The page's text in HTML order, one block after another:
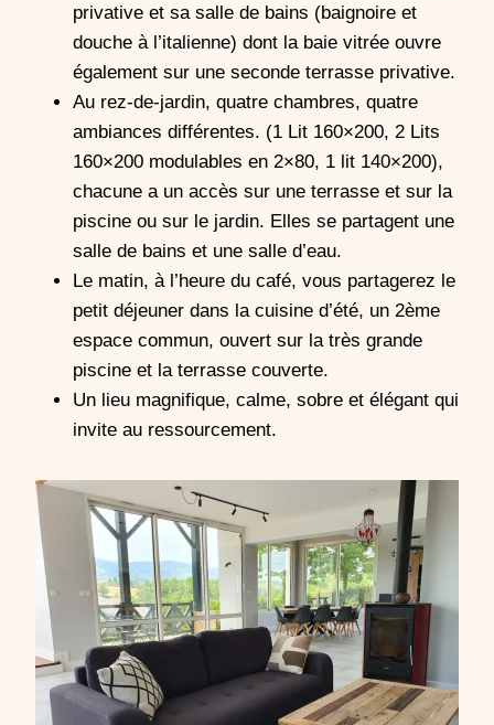
privative et sa salle de bains (baignoire et
douche à l’italienne) dont la baie vitrée ouvre
également sur une seconde terrasse privative.
Au rez-de-jardin, quatre chambres, quatre
ambiances différentes. (1 Lit 160×200, 2 Lits
160×200 modulables en 2×80, 1 lit 140×200),
chacune a un accès sur une terrasse et sur la
piscine ou sur le jardin. Elles se partagent une
salle de bains et une salle d’eau.
Le matin, à l’heure du café, vous partagerez le
petit déjeuner dans la cuisine d’été, un 2ème
espace commun, ouvert sur la très grande
piscine et la terrasse couverte.
Un lieu magnifique, calme, sobre et élégant qui
invite au ressourcement.